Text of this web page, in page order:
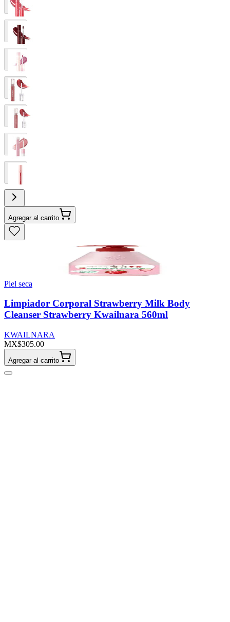
Agregar al carrito
Piel seca
Limpiador Corporal Strawberry Milk Body
Cleanser Strawberry Kwailnara 560ml
KWAILNARA
MX$305.00
Agregar al carrito